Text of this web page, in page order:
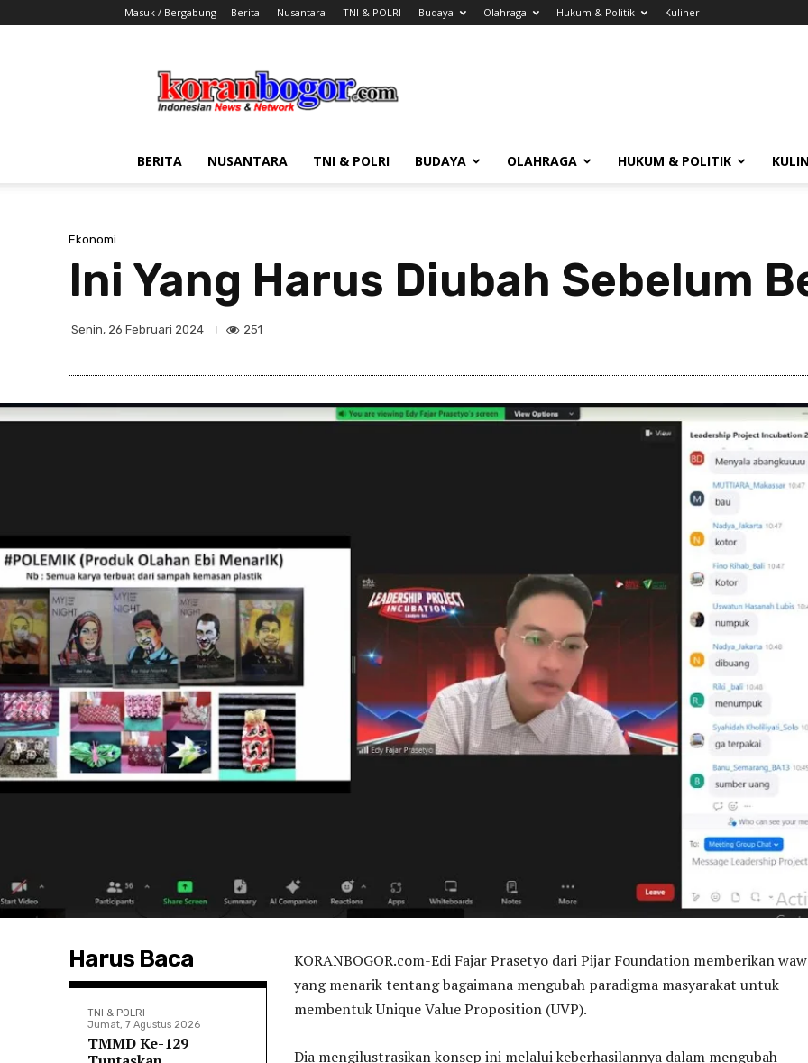
Masuk / Bergabung Berita Nusantara TNI & POLRI Budaya Olahraga Hukum & Politik Kuliner
Bogor
BERITA NUSANTARA TNI & POLRI BUDAYA OLAHRAGA HUKUM & POLITIK
Ekonomi
Ini Yang Harus Diubah Sebelum
Senin, 26 Februari 2024 251
Harus Baca
TNI & POLRI
Jumat, 7 Agustus 2026
TMMD Ke-129
KORANBOGOR.com-Edi Fajar Prasetyo dari Pijar Foundation memberikan
yang menarik tentang bagaimana mengubah paradigma masyarakat untuk
membentuk Unique Value Proposition (UVP).
Dia mengilustrasikan konsep ini melalui keberhasilannya dalam mengubah